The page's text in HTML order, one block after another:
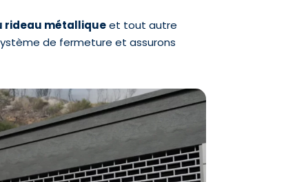
rideau métalliqueet tout autre
de fermeture et assurons